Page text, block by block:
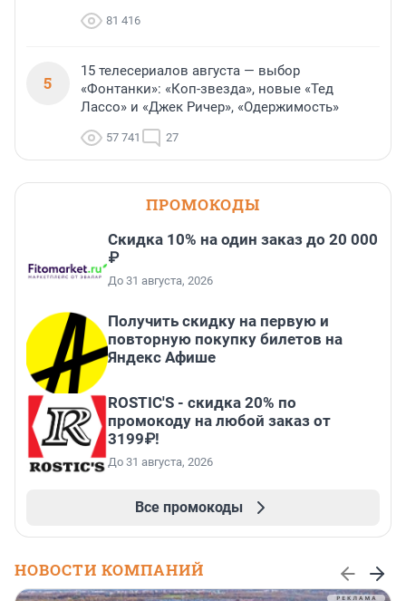
81 416
5
15 телесериалов августа — выбор
«Фонтанки»: «Коп-звезда», новые «Тед
Лассо» и «Джек Ричер», «Одержимость»
57 741 27
ПРОМОКОДЫ
Скидка 10% на один заказ до 20 000
₽
До 31 августа, 2026
Получить скидку на первую и
повторную покупку билетов на
Яндекс Афише
ROSTIC'S - скидка 20% по
промокоду на любой заказ от
3199₽!
До 31 августа, 2026
Все промокоды
НОВОСТИ КОМПАНИЙ